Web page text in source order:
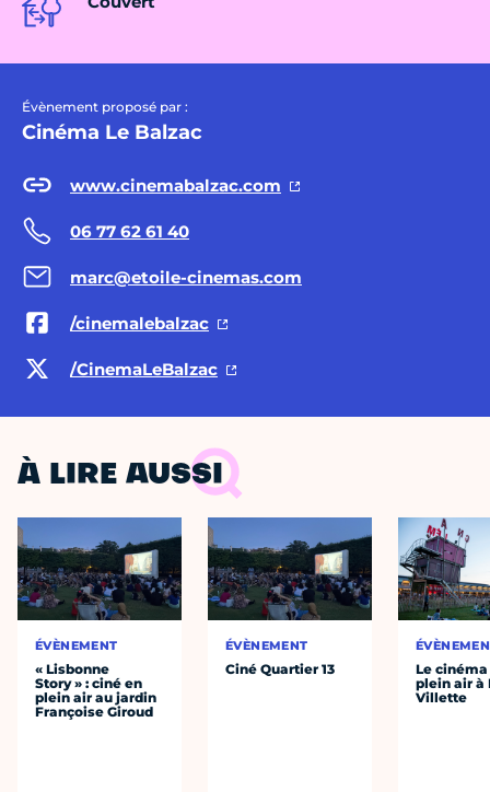
Évènement proposé par :
Cinéma Le Balzac
www.cinemabalzac.com
06 77 62 61 40
marc@etoile-cinemas.com
/cinemalebalzac
/CinemaLeBalzac
À LIRE AUSSI
ÉVÈNEMENT
« Lisbonne
Story » : ciné en
plein air au jardin
Françoise Giroud
ÉVÈNEMENT
Ciné Quartier 13
Le cinéma
plein air à
Villette